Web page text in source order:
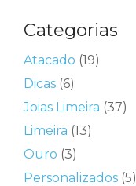
Categorias
Atacado (19)
Dicas (6)
Joias Limeira (37)
Limeira (13)
Ouro (3)
Personalizados (5)